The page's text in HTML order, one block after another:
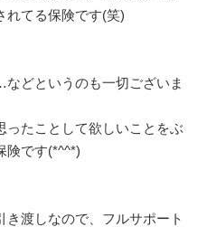
れてる保険です(笑)
どというのも一切ございま
ったことして欲しいことをぶ
険です(*^^*)
渡しなので、フルサポート